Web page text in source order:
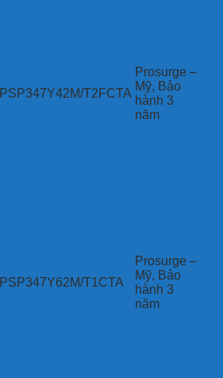
PSP347Y42M/T2FCTA
Prosurge –
Mỹ, Bảo
hành 3
năm
PSP347Y62M/T1CTA
Prosurge –
Mỹ, Bảo
hành 3
năm